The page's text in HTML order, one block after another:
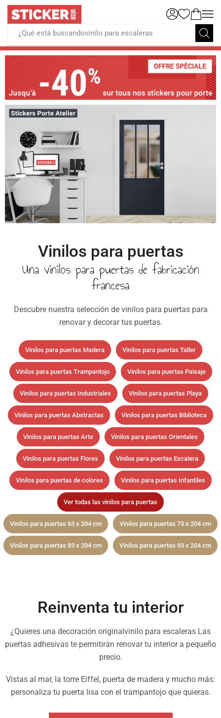
¿Qué está buscandovinilo para escaleras
Vinilos para puertas
Una vinilos para puertas de fabricación
francesa
Descubre nuestra selección de vinilos para puertas para
renovar y decorar tus puertas.
Vinilos para puertas Madera Vinilos para puertas Taller
Vinilos para puertas Trampantojo Vinilos para puertas Paisaje
Vinilos para puertas Industriales Vinilos para puertas Playa
Vinilos para puertas Abstractas Vinilos para puertas Biblioteca
Vinilos para puertas Arte Vinilos para puertas Orientales
Vinilos para puertas Flores Vinilos para puertas Escalera
Vinilos para puertas de colores Vinilos para puertas Infantiles
Ver todas las vinilos para puertas
Vinilos para puertas 63 x 204 cm Vinilos para puertas 73 x 204 cm
Vinilos para puertas 83 x 204 cm Vinilos para puertas 93 x 204 cm
Reinventa tu interior
¿Quieres una decoración originalvinilo para escaleras Las
puertas adhesivas te permitirán renovar tu interior a pequeño
precio.
Vistas al mar, la torre Eiffel, puerta de madera y mucho más:
personaliza tu puerta lisa con el trampantojo que quieras.